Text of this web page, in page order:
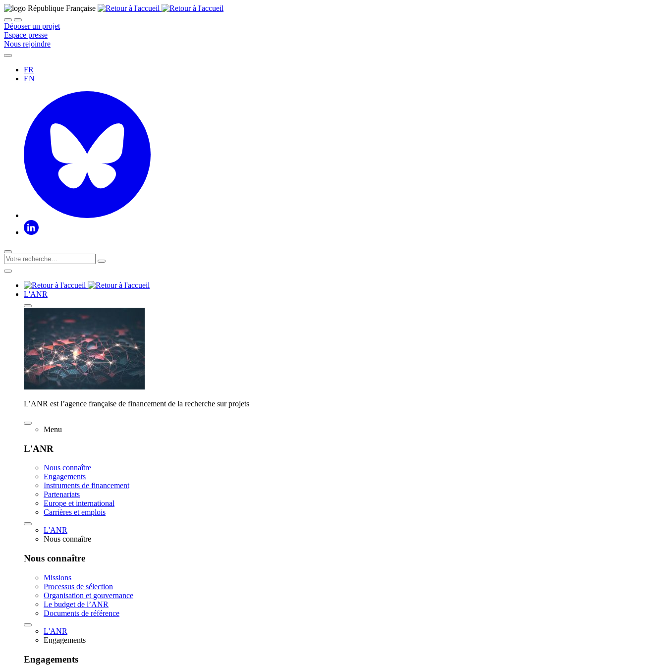
Déposer un projet
Espace presse
Nous rejoindre
FR
EN
L'ANR
L’ANR est l’agence française de financement de la recherche sur projets
Menu
L'ANR
Nous connaître
Engagements
Instruments de financement
Partenariats
Europe et international
Carrières et emplois
L'ANR
Nous connaître
Nous connaître
Missions
Processus de sélection
Organisation et gouvernance
Le budget de l’ANR
Documents de référence
L'ANR
Engagements
Engagements